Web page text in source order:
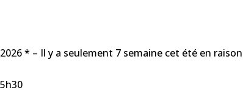
* – Il y a seulement 7 semaine cet été en raison